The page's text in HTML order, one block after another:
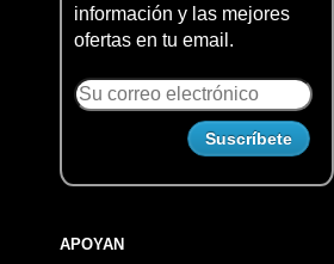
información y las mejores
ofertas en tu email.
APOYAN